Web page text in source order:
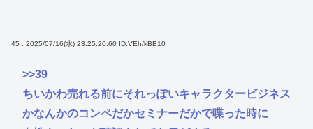
45 : 2025/07/16(水) 23:25:20.60 ID:VEh/kBB10
>>39
ちいかわ売れる前にそれっぽいキャラクタービジネス
かなんかのコンペだかセミナーだかで喋った時に